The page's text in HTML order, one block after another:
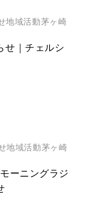
地域活動茅ヶ崎
せ｜チェルシ
地域活動茅ヶ崎
ーニングラジ